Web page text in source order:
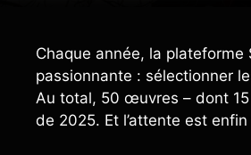
Chaque année, la
passionnante : sélectionner
Au total, 50 œuvres – dont
de 2025. Et l’attente est